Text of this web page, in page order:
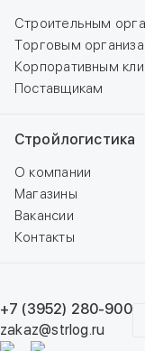
Строительным
Торговым
Корпоративным
Поставщикам
Стройлогистика
О компании
Магазины
Вакансии
Контакты
+7 (3952) 280-900
zakaz@strlog.ru